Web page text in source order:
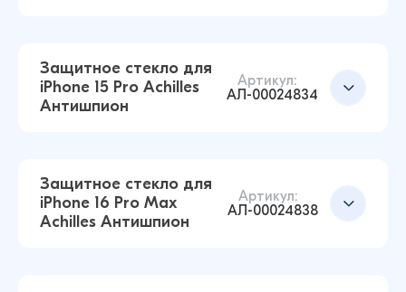
207 ₽211 ₽
207 ₽211 ₽
Защитное стекло для
iPhone 15 Pro Achilles
Антишпион
Артикул:
АЛ-00024834
Защитное стекло для
iPhone 16 Pro Max
Achilles Антишпион
Артикул:
АЛ-00024838